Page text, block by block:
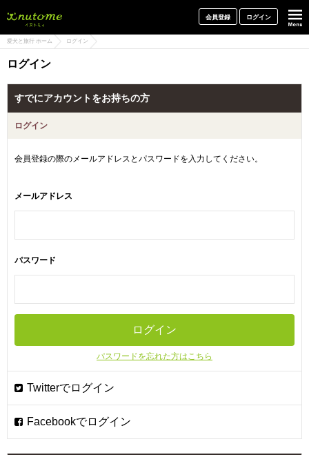
会員登録 ログイン
愛犬と旅行 ホーム ログイン
ログイン
すでにアカウントをお持ちの方
ログイン
会員登録の際のメールアドレスとパスワードを入力してください。
メールアドレス
パスワード
パスワードを忘れた方はこちら